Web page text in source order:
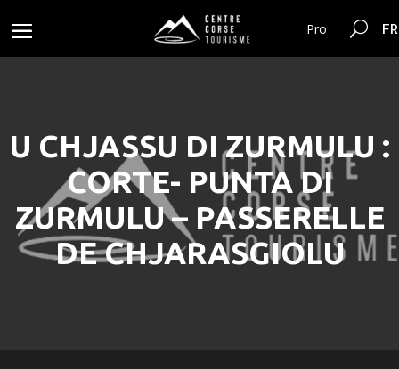
Pro
U CHJASSU DI ZURMULU :
CORTE- PUNTA DI
ZURMULU – PASSERELLE
DE CHJARASGIOLU